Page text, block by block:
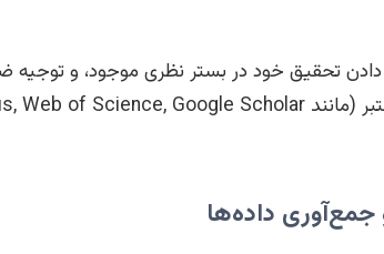
دادن تحقیق خود در بستر نظری موجود، و